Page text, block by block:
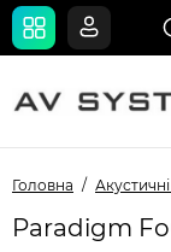
Головна
Paradigm